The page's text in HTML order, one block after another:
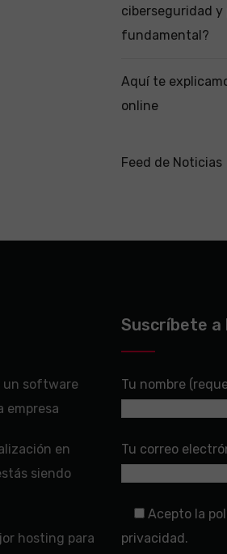
ciberseguridad y
fundamental?
Aquí te
online
Feed de Noticias
un software
empresa
en
siendo
hosting para
Suscríbete
Tu nombre
Tu correo
Acepto la
privacidad.